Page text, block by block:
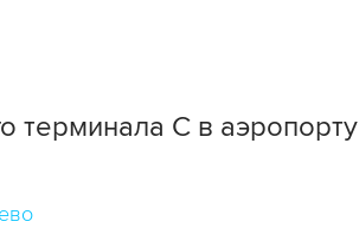
терминала С в аэропорту